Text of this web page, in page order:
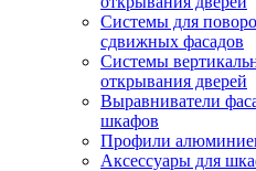
Системы для
сдвижных фасадов
Системы
открывания дверей
Выравниватели
шкафов
Профили
Аксессуары для